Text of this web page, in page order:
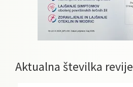
Aktualna številka revije